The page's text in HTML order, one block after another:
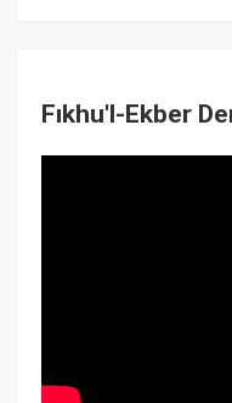
Fıkhu'l-Ekber